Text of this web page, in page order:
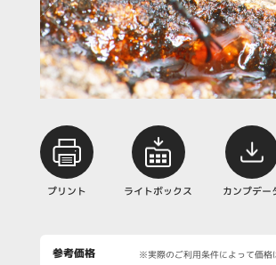
プリント ライトボックス カンプデー
参考価格 ※実際のご利用条件によって価格